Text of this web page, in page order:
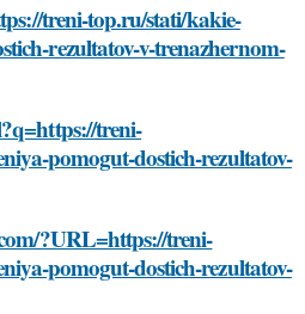
treni-top.ru/stati/kakie-
rezultatov-v-trenazhernom-
treni-
pomogut-dostich-rezultatov-
?URL=https://treni-
pomogut-dostich-rezultatov-